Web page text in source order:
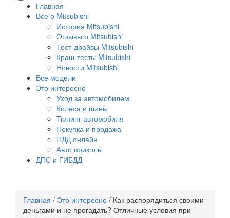
Главная
Все о Mitsubishi
История Mitsubishi
Отзывы о Mitsubishi
Тест-драйвы Mitsubishi
Краш-тесты Mitsubishi
Новости Mitsubishi
Все модели
Это интересно
Уход за автомобилем
Колеса и шины
Тюнинг автомобиля
Покупка и продажа
ПДД онлайн
Авто приколы
ДПС и ГИБДД
Главная / Это интересно / Как распорядиться своими
деньгами и не прогадать? Отличные условия при